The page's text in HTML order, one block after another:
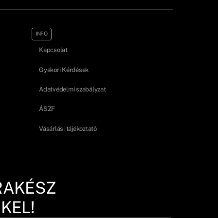
INFO
Kapcsolat
Gyakori Kérdések
Adatvédelmi szabályzat
ÁSZF
Vásárlási tájékoztató